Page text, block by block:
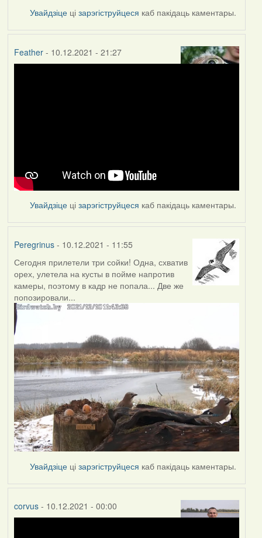
Увайдзіце цізарэгіструйцеся каб пакідаць каментары.
Feather- 10.12.2021 - 21:27
Увайдзіце цізарэгіструйцеся каб пакідаць каментары.
Peregrinus- 10.12.2021 - 11:55
Сегодня прилетели три сойки! Одна, схватив
орех, улетела на кусты в пойме напротив
камеры, поэтому в кадр не попала... Две же
попозировали...
Увайдзіце цізарэгіструйцеся каб пакідаць каментары.
corvus- 10.12.2021 - 00:00